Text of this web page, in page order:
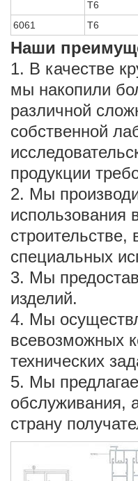
T6
6061
T6
Наши
1. В качестве
мы накопили
различной
собственной
продукции
2. Мы
использования
специальных
3. Мы
изделий.
4. Мы
всевозможных
технических
5. Мы
обслуживания,
страну